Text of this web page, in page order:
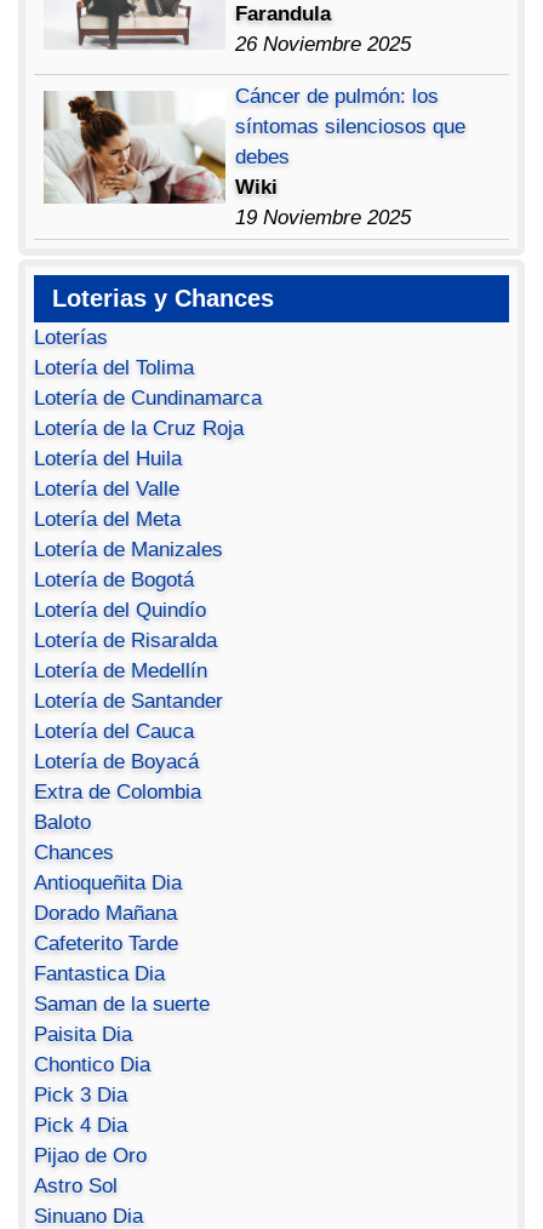
Farandula
26 Noviembre 2025
Cáncer de pulmón: los
síntomas silenciosos que
debes
Wiki
19 Noviembre 2025
Loterias y Chances
Loterías
Lotería del Tolima
Lotería de Cundinamarca
Lotería de la Cruz Roja
Lotería del Huila
Lotería del Valle
Lotería del Meta
Lotería de Manizales
Lotería de Bogotá
Lotería del Quindío
Lotería de Risaralda
Lotería de Medellín
Lotería de Santander
Lotería del Cauca
Lotería de Boyacá
Extra de Colombia
Baloto
Chances
Antioqueñita Dia
Dorado Mañana
Cafeterito Tarde
Fantastica Dia
Saman de la suerte
Paisita Dia
Chontico Dia
Pick 3 Dia
Pick 4 Dia
Pijao de Oro
Astro Sol
Sinuano Dia